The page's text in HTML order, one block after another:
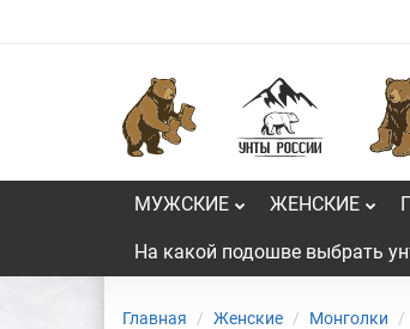
МУЖСКИЕ ЖЕНСКИЕ
На какой подошве выбрать
Главная Женские Монголки